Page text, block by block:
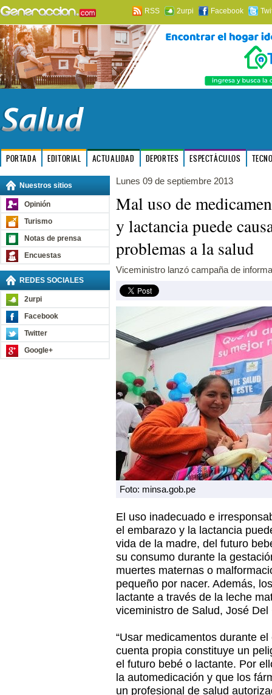
RSS 2urpi Facebook
PORTADA EDITORIAL ACTUALIDAD DEPORTES ESPECTÁCULOS
Nuestros sitios
Opinión
Turismo
Notas de prensa
Encuestas
REDES SOCIALES
2urpi
Facebook
Twitter
Google+
Lunes 09 de septiembre 2013
Mal uso de
y lactancia puede
problemas a la salud
Viceministro lanzó campaña de
Foto: minsa.gob.pe
El uso inadecuado e
el embarazo y la lactancia
vida de la madre, del futuro
su consumo durante la
muertes maternas o
pequeño por nacer. Además,
lactante a través de la leche
viceministro de Salud, José Del
“Usar medicamentos durante
cuenta propia constituye un
el futuro bebé o lactante. Por
la automedicación y que los
un profesional de salud